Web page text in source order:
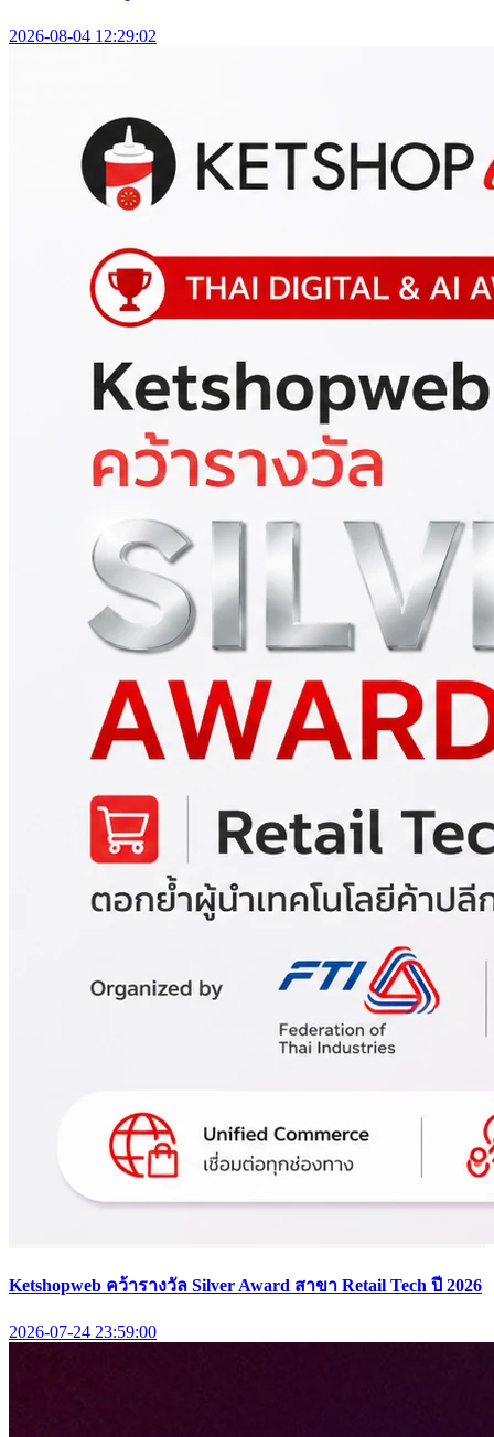
2026-08-04 12:29:02
Ketshopweb คว้ารางวัล Silver Award สาขา Retail Tech ปี 2026
2026-07-24 23:59:00